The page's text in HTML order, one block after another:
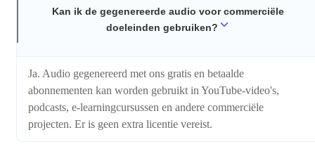
Kan ik de gegenereerde audio voor commerciële
doeleinden gebruiken?
Ja. Audio gegenereerd met ons gratis en betaalde
abonnementen kan worden gebruikt in YouTube-video's,
podcasts, e-learningcursussen en andere commerciële
projecten. Er is geen extra licentie vereist.